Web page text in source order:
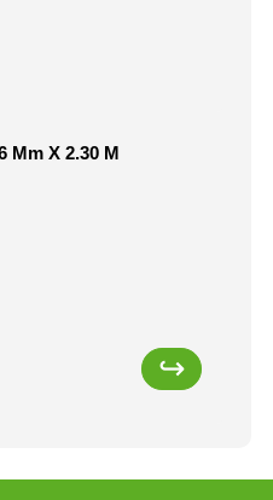
Mm X 2.30 M